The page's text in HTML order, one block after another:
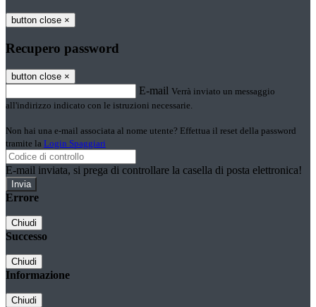
button close ×
Recupero password
button close ×
E-mail Verrà inviato un messaggio
all'indirizzo indicato con le istruzioni necessarie.
Non hai una e-mail associata al nome utente? Effettua il reset della password
tramite la Login Spaggiari
E-mail inviata, si prega di controllare la casella di posta elettronica!
Errore
Chiudi
Successo
Chiudi
Informazione
Chiudi